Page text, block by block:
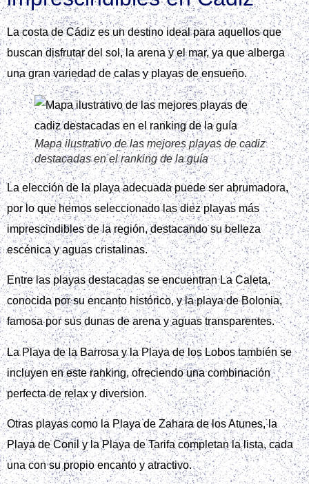
La costa de Cádiz es un destino ideal para aquellos que
buscan disfrutar del sol, la arena y el mar, ya que alberga
una gran variedad de calas y playas de ensueño.
Mapa ilustrativo de las mejores playas de cadiz
destacadas en el ranking de la guía
La elección de la playa adecuada puede ser abrumadora,
por lo que hemos seleccionado las diez playas más
imprescindibles de la región, destacando su belleza
escénica y aguas cristalinas.
Entre las playas destacadas se encuentran La Caleta,
conocida por su encanto histórico, y la playa de Bolonia,
famosa por sus dunas de arena y aguas transparentes.
La Playa de la Barrosa y la Playa de los Lobos también se
incluyen en este ranking, ofreciendo una combinación
perfecta de relax y diversion.
Otras playas como la Playa de Zahara de los Atunes, la
Playa de Conil y la Playa de Tarifa completan la lista, cada
una con su propio encanto y atractivo.